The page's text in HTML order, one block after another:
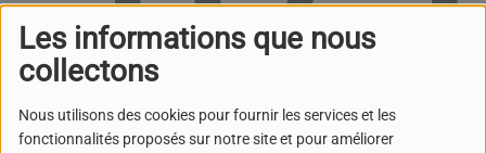
Les informations que nous
collectons
Nous utilisons des cookies pour fournir les services et les
fonctionnalités proposés sur notre site et pour améliorer